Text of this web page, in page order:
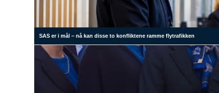
SAS er i mål – nå kan disse to konfliktene ramme flytrafikken